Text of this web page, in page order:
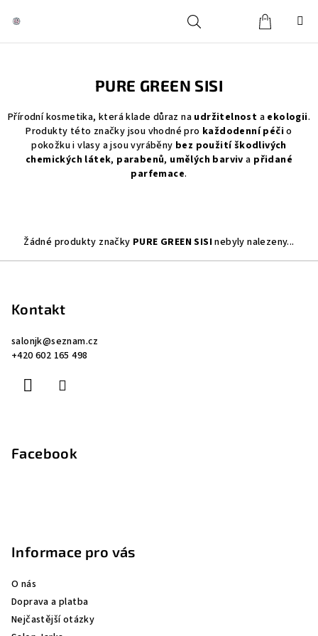
HledatPřihlášeníKošík
PURE GREEN SISI
Přírodní kosmetika, která klade důraz na udržitelnost a ekologii.
Produkty této značky jsou vhodné pro každodenní péčio
pokožku i vlasy a jsou vyráběny bez použití škodlivých
chemických látek, parabenů, umělých barviv a přidané
parfemace.
Žádné produkty značky PURE GREEN SISInebyly nalezeny...
Kontakt
salonjk@seznam.cz
+420 602 165 498
Facebook
Informace pro vás
O nás
Doprava a platba
Nejčastější otázky